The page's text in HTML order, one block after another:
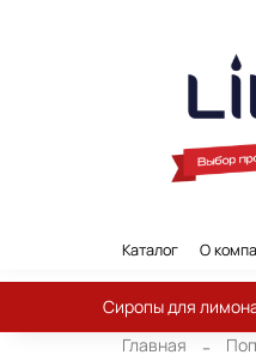
Каталог О
Сиропы для
Главная